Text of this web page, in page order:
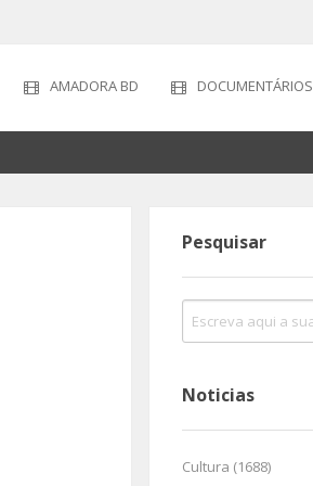
AMADORA BD DOCUMENTÁRIOS
Pesquisar
Noticias
Cultura (1688)